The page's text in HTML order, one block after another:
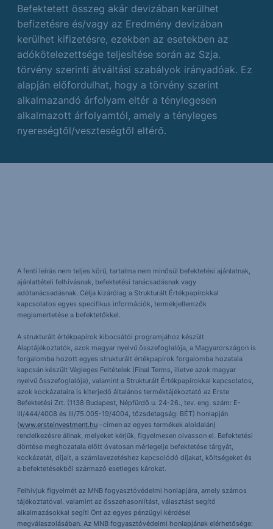
Befektetett összeg akár devizában kerülhet
befizetésre és/vagy az Eredmény devizában
kerülhet kifizetésre, ezekben az esetekben az
adókötelezettsége teljesítése során az Szja.
törvény szerinti átváltási szabályok irányadóak. Ez
alapján előfordulhat, hogy a törvény szerint
alkalmazandó árfolyam eltér a ténylegesen
alkalmazott árfolyamtól, amely a tényleges
nyereségtől/veszteségtől eltérő.
A fenti leírás nem teljes körű, tartalma nem minősül befektetési ajánlatnak,
ajánlattételi felhívásnak, befektetési tanácsadásnak vagy
adótanácsadásnak. Célja kizárólag a Strukturált Értékpapírokkal
kapcsolatos egyes specifikus információk, termékjellemzők
megismertetése a befektetőkkel.
A strukturált értékpapírok kibocsátói programjához készült
Alaptájékoztatók, azok magyar nyelvű összefoglalója, a Magyarországon is
forgalomba hozott egyes strukturált értékpapírok forgalomba hozatala
kapcsán készült Végleges Feltételek (Final Terms, illetve azok magyar
nyelvű összefoglalója), valamint a Strukturált Értékpapírokkal kapcsolatos,
azok kockázataira is kiterjedő általános terméktájékoztató az Erste
Befektetési Zrt. (1138 Budapest, Népfürdő u. 24-26., tev. eng. szám: E-
III/444/4008 és III/75.005-19/4004, tőzsdetagság: BÉT) honlapján
(www.ersteinvestment.hu –címen az egyes termékek aloldalán)
rendelkezésre állnak, melyeket kérjük, figyelmesen olvasson el. Befektetési
döntése meghozatala előtt óvatosan mérlegelje befektetése tárgyát,
kockázatát, díjait, a számlavezetéshez kapcsolódó díjakat, költségeket és
a befektetésekből származó esetleges károkat.
Felhívjuk figyelmét az MNB fogyasztóvédelmi honlapjára, amely számos
tájékoztatóval. valamint az összehasonlítást, választást segítő
alkalmazásokkal segíti Önt az egyes pénzügyi kérdései
megválaszolásában. Az MNB fogyasztóvédelmi honlapjának elérhetősége: